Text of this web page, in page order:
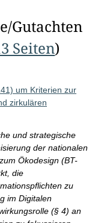
Gutachten
Seiten)
um Kriterien zur
zirkulären
und strategische
der nationalen
Ökodesign (BT-
die
zu
im Digitalen
(§ 4) an